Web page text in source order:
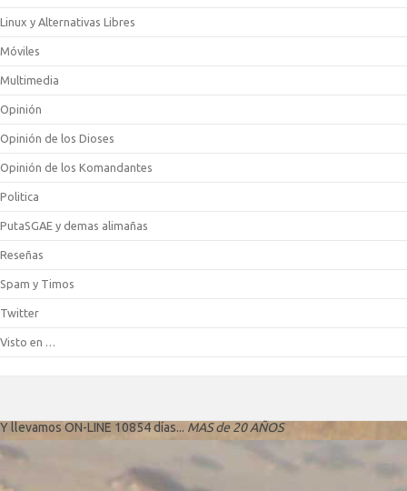
Linux y Alternativas Libres
Móviles
Multimedia
Opinión
Opinión de los Dioses
Opinión de los Komandantes
Politica
PutaSGAE y demas alimañas
Reseñas
Spam y Timos
Twitter
Visto en …
Y llevamos ON-LINE 10854 días... MAS de 20 AÑOS